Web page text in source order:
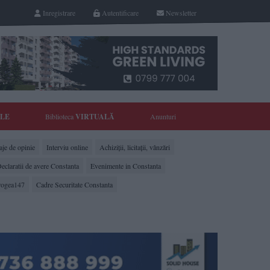
Newsletter
Autentificare
Inregistrare
BibliotecaVIRTUALĂ Anunturi
de opinie Interviu online
Achiziții, licitații, vânzări
de avere Constanta
Evenimente in Constanta
Cadre Securitate Constanta